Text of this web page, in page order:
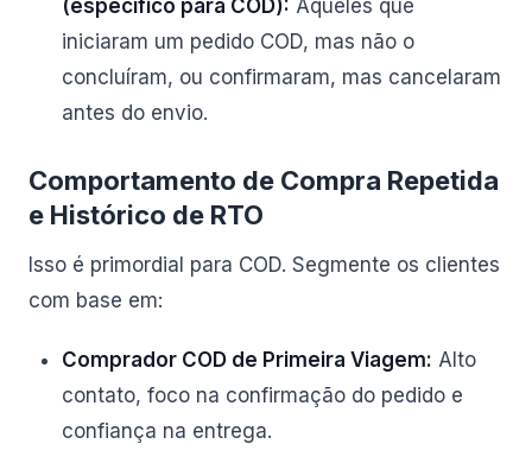
(específico para COD): Aqueles que
iniciaram um pedido COD, mas não o
concluíram, ou confirmaram, mas cancelaram
antes do envio.
Comportamento de Compra Repetida
e Histórico de RTO
Isso é primordial para COD. Segmente os clientes
com base em:
Comprador COD de Primeira Viagem: Alto
contato, foco na confirmação do pedido e
confiança na entrega.